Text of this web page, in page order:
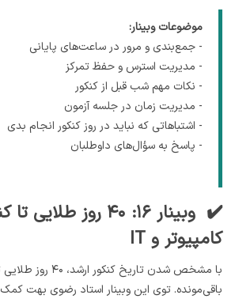
موضوعات وبینار:
- جمع‌بندی و مرور در ساعت‌های پایانی
- مدیریت استرس و حفظ تمرکز
- نکات مهم شب قبل از کنکور
- مدیریت زمان در جلسه آزمون
- اشتباهاتی که نباید در روز کنکور انجام بدی
- پاسخ به سؤال‌های داوطلبان
✔️ وبینار ۱۶: ۴۰ روز
کامپیوتر و IT
با مشخص شدن تاریخ
باقی‌مونده. توی این وبینار استاد رضوی بهت